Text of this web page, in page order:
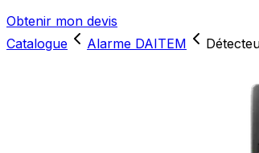
Obtenir mon devis
Catalogue
Alarme DAITEM